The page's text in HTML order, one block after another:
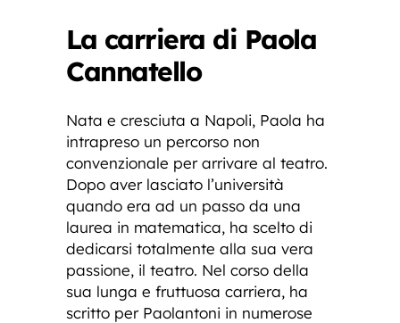
La carriera di Paola
Cannatello
Nata e cresciuta a Napoli, Paola ha
intrapreso un percorso non
convenzionale per arrivare al teatro.
Dopo aver lasciato l’università
quando era ad un passo da una
laurea in matematica, ha scelto di
dedicarsi totalmente alla sua vera
passione, il teatro. Nel corso della
sua lunga e fruttuosa carriera, ha
scritto per Paolantoni in numerose